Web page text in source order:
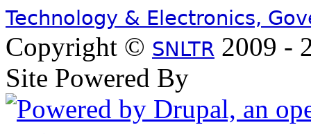
Technology & Electronics,
Copyright © SNLTR 2009 -
Site Powered By